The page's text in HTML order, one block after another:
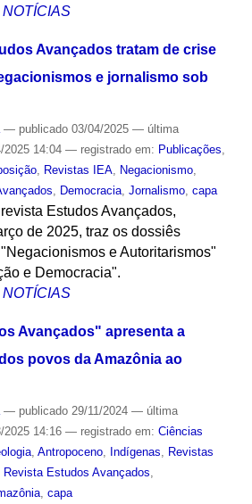
NOTÍCIAS
Avançados tratam de crise
e jornalismo sob
— publicado03/04/2025 — última
14:04 — registrado em: Publicações,
, Revistas IEA, Negacionismo,
, Democracia, Jornalismo, capa
Estudos Avançados,
de 2025, traz os dossiês
e Autoritarismos"
e Democracia".
NOTÍCIAS
Avançados" apresenta a
povos da Amazônia ao
— publicado29/11/2024 — última
14:16 — registrado em: Ciências
, Antropoceno, Indígenas
Revistas
Revista Estudos Avançados
, capa